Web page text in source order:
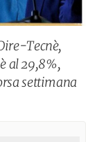
Tecnè,
al 29,8%,
settimana